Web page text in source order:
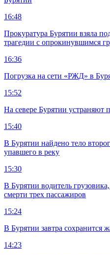
16:48
Прокуратура Бурятии взяла
трагедии с опрокинувшимся
16:36
Погрузка на сети «РЖД» в
15:52
На севере Бурятии устраняют
15:40
В Бурятии найдено тело
упавшего в реку
15:30
В Бурятии водитель
смерти трех пассажиров
15:24
В Бурятии завтра сохранится
14:23